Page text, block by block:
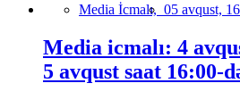
Media İcmalı, 05 avqust,
Media icmalı: 4
5 avqust saat 16:00-